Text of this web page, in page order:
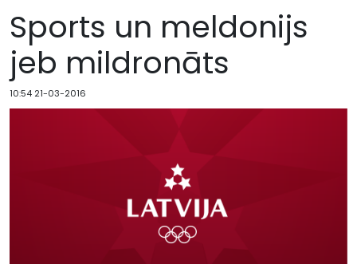
Sports un meldonijs
jeb mildronāts
10:54 21-03-2016